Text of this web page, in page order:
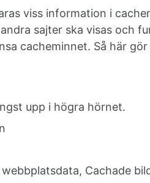
viss information i
sajter ska visas och
cacheminnet. Så här gör
upp i högra hörnet.
Cachade